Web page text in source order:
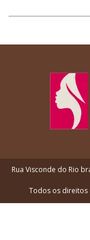
Rua Visconde do Rio
Todos os direitos